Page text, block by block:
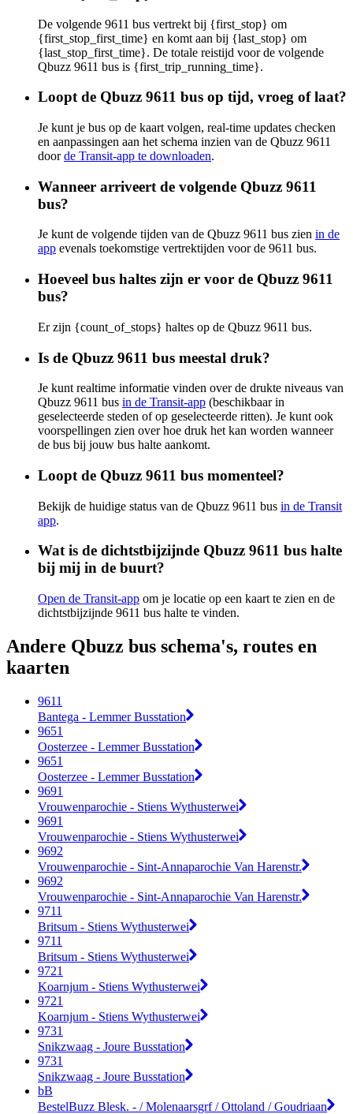
De volgende 9611 bus vertrekt bij {first_stop} om
{first_stop_first_time} en komt aan bij {last_stop} om
{last_stop_first_time}. De totale reistijd voor de volgende
Qbuzz 9611 bus is {first_trip_running_time}.
Loopt de Qbuzz 9611 bus op tijd, vroeg of laat?
Je kunt je bus op de kaart volgen, real-time updates checken
en aanpassingen aan het schema inzien van de Qbuzz 9611
doorde Transit-app te downloaden.
Wanneer arriveert de volgende Qbuzz 9611
bus?
Je kunt de volgende tijden van de Qbuzz 9611 bus zien in de
app evenals toekomstige vertrektijden voor de 9611 bus.
Hoeveel bus haltes zijn er voor de Qbuzz 9611
bus?
Er zijn {count_of_stops} haltes op de Qbuzz 9611 bus.
Is de Qbuzz 9611 bus meestal druk?
Je kunt realtime informatie vinden over de drukte niveaus van
Qbuzz 9611 bus in de Transit-app (beschikbaar in
geselecteerde steden of op geselecteerde ritten). Je kunt ook
voorspellingen zien over hoe druk het kan worden wanneer
de bus bij jouw bus halte aankomt.
Loopt de Qbuzz 9611 bus momenteel?
Bekijk de huidige status van de Qbuzz 9611 bus in de Transit
app.
Wat is de dichtstbijzijnde Qbuzz 9611 bus halte
bij mij in de buurt?
Open de Transit-app om je locatie op een kaart te zien en de
dichtstbijzijnde 9611 bus halte te vinden.
Andere Qbuzz bus schema's, routes en
kaarten
9611
Bantega - Lemmer Busstation
9651
Oosterzee - Lemmer Busstation
9651
Oosterzee - Lemmer Busstation
9691
Vrouwenparochie - Stiens Wythusterwei
9691
Vrouwenparochie - Stiens Wythusterwei
9692
Vrouwenparochie - Sint-Annaparochie Van Harenstr.
9692
Vrouwenparochie - Sint-Annaparochie Van Harenstr.
9711
Britsum - Stiens Wythusterwei
9711
Britsum - Stiens Wythusterwei
9721
Koarnjum - Stiens Wythusterwei
9721
Koarnjum - Stiens Wythusterwei
9731
Snikzwaag - Joure Busstation
9731
Snikzwaag - Joure Busstation
bB
BestelBuzz Blesk. - / Molenaarsgrf / Ottoland / Goudriaan